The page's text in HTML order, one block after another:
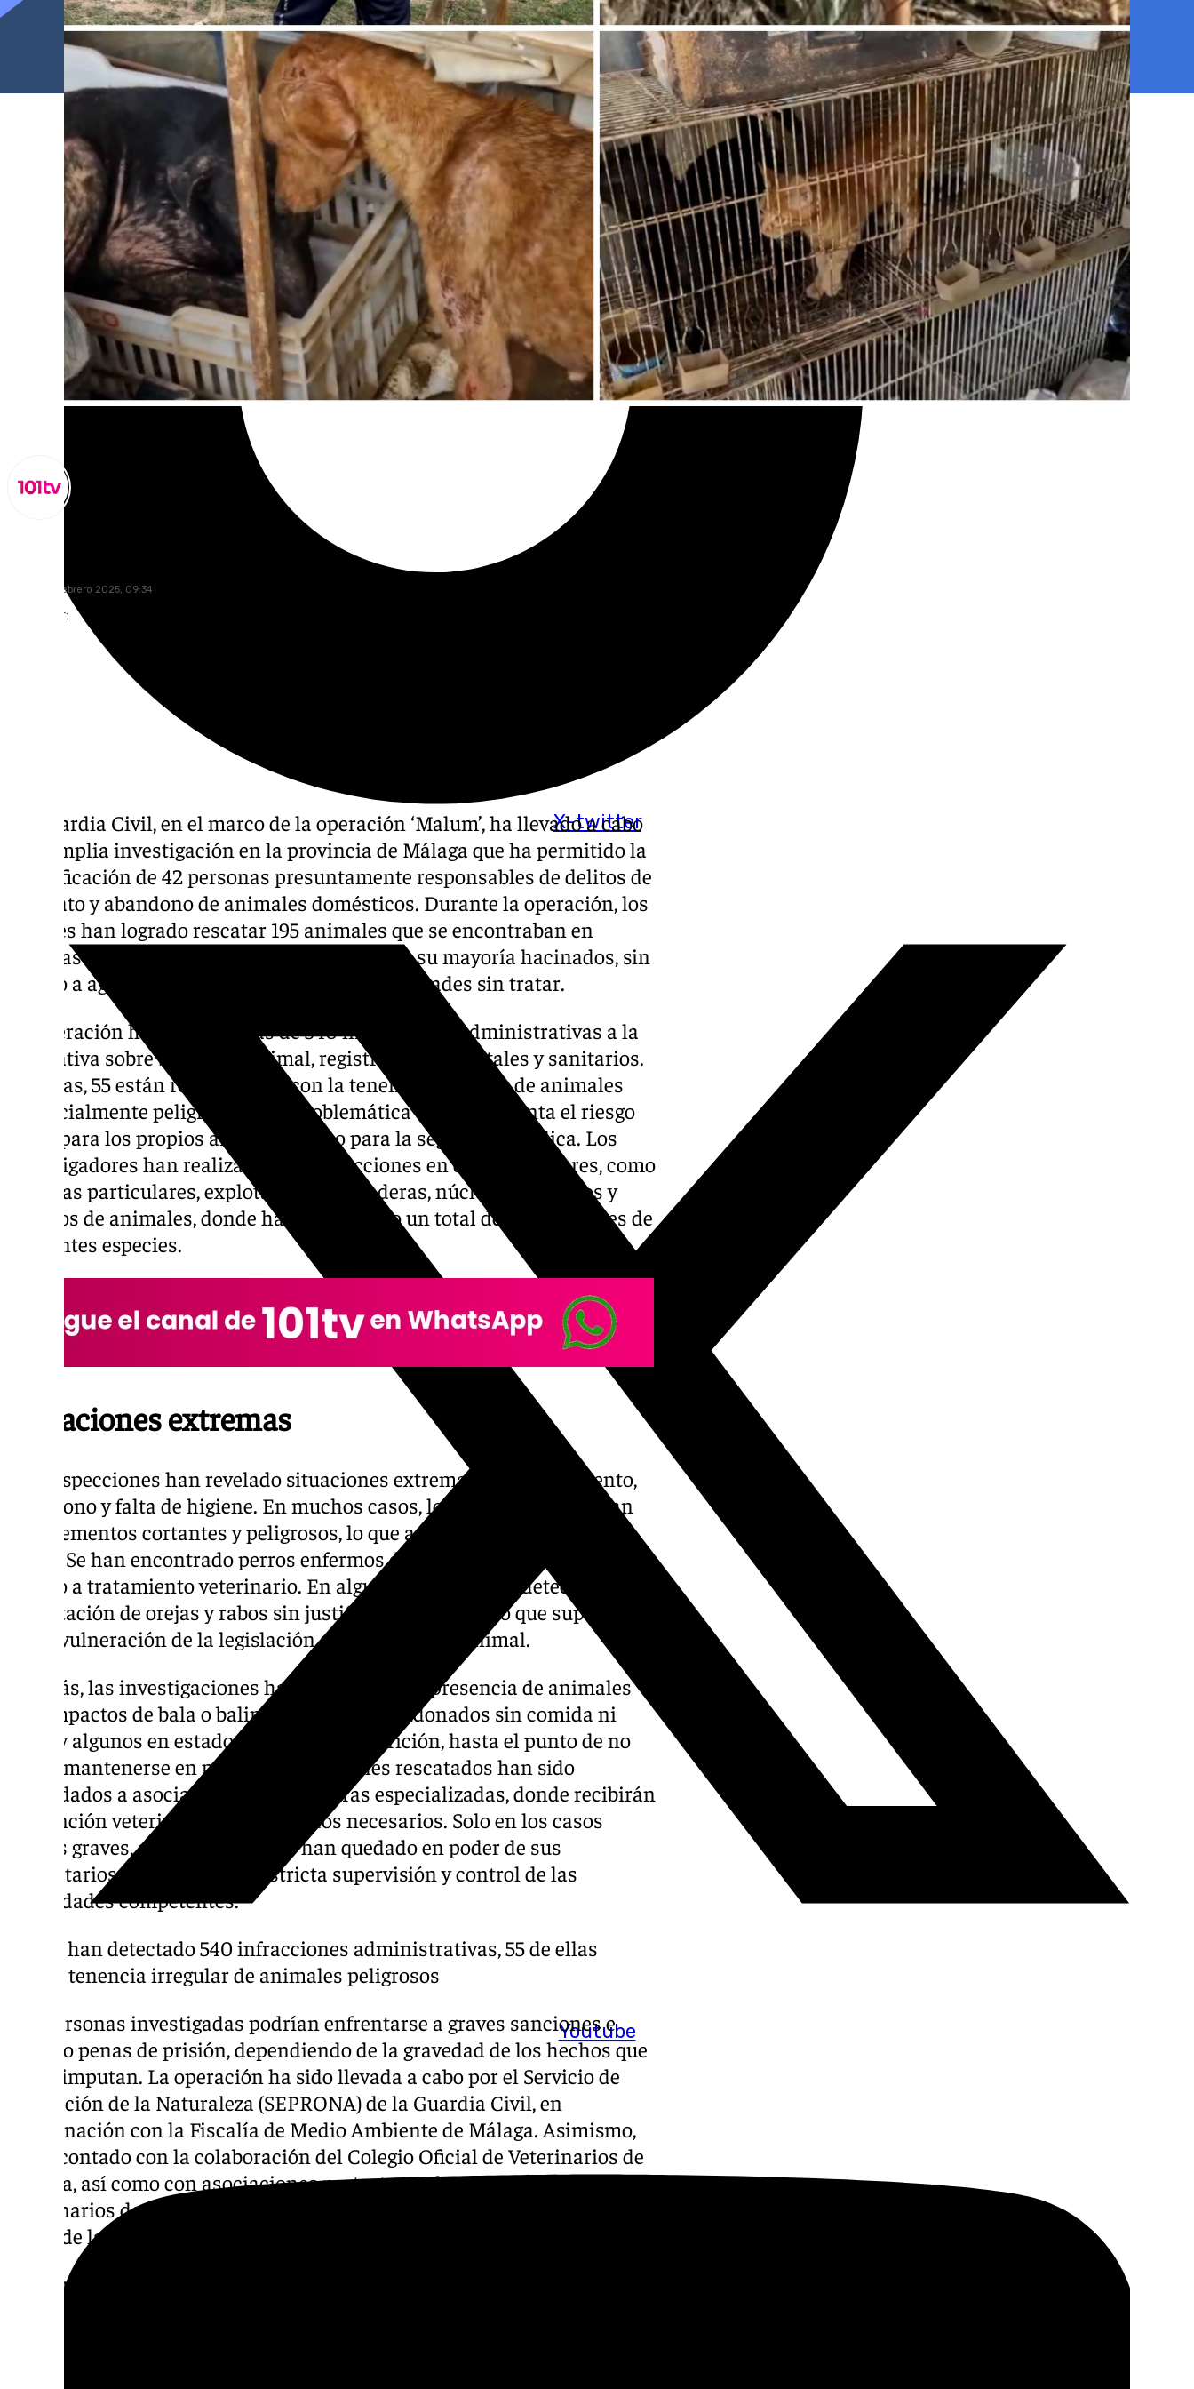
X-twitter
Youtube
jueves, 27 febrero 2025, 09:34
Compartir:
La Guardia Civil, en el marco de la operación ‘Malum’, ha llevado a cabo
una amplia investigación en la provincia de Málaga que ha permitido la
identificación de 42 personas presuntamente responsables de delitos de
maltrato y abandono de animales domésticos. Durante la operación, los
agentes han logrado rescatar 195 animales que se encontraban en
pésimas condiciones higiénico-sanitarias, en su mayoría hacinados, sin
acceso a agua ni comida, y con graves enfermedades sin tratar.
La operación ha revelado más de 540 infracciones administrativas a la
normativa sobre bienestar animal, registros documentales y sanitarios.
De estas, 55 están relacionadas con la tenencia irregular de animales
potencialmente peligrosos, una problemática que incrementa el riesgo
tanto para los propios animales como para la seguridad pública. Los
investigadores han realizado 255 inspecciones en diversos lugares, como
perreras particulares, explotaciones ganaderas, núcleos zoológicos y
refugios de animales, donde han examinado un total de 830 animales de
diferentes especies.
Situaciones extremas
Las inspecciones han revelado situaciones extremas de hacinamiento,
abandono y falta de higiene. En muchos casos, los animales convivían
con elementos cortantes y peligrosos, lo que agravaba su estado de
salud. Se han encontrado perros enfermos de leishmaniasis y sarna, sin
acceso a tratamiento veterinario. En algunos casos, se ha detectado
amputación de orejas y rabos sin justificación médica, lo que supone una
grave vulneración de la legislación sobre bienestar animal.
Además, las investigaciones han constatado la presencia de animales
con impactos de bala o balines, caballos abandonados sin comida ni
agua, y algunos en estado crítico de desnutrición, hasta el punto de no
poder mantenerse en pie. Los 195 animales rescatados han sido
trasladados a asociaciones y protectoras especializadas, donde recibirán
la atención veterinaria y los cuidados necesarios. Solo en los casos
menos graves, algunos animales han quedado en poder de sus
propietarios, aunque bajo la estricta supervisión y control de las
autoridades competentes.
Se han detectado 540 infracciones administrativas, 55 de ellas
de tenencia irregular de animales peligrosos
Las personas investigadas podrían enfrentarse a graves sanciones e
incluso penas de prisión, dependiendo de la gravedad de los hechos que
se les imputan. La operación ha sido llevada a cabo por el Servicio de
Protección de la Naturaleza (SEPRONA) de la Guardia Civil, en
coordinación con la Fiscalía de Medio Ambiente de Málaga. Asimismo,
se ha contado con la colaboración del Colegio Oficial de Veterinarios de
Málaga, así como con asociaciones protectoras de animales y
veterinarios de la Consejería de Agricultura, Pesca, Agua y Desarrollo
Rural de la Junta de Andalucía.
Esta operación supone un golpe importante contra el maltrato y